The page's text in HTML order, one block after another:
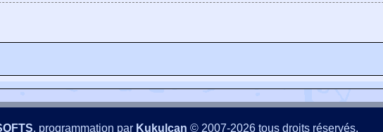
, programmation par Kukulcan © 2007-2026 tous droits réservés.